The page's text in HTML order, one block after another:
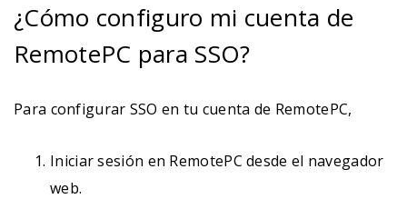
¿Cómo configuro mi cuenta de
RemotePC para SSO?
Para configurar SSO en tu cuenta de RemotePC,
Iniciar sesión en RemotePC desde el navegador
web.